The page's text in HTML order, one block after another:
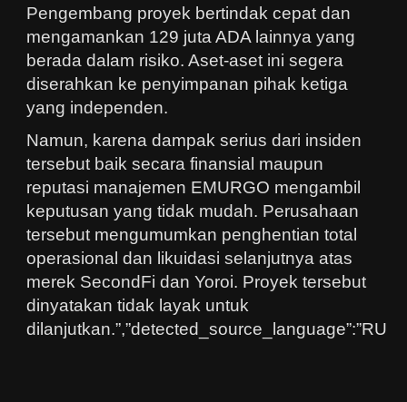
Pengembang proyek bertindak cepat dan
mengamankan 129 juta ADA lainnya yang
berada dalam risiko. Aset-aset ini segera
diserahkan ke penyimpanan pihak ketiga
yang independen.
Namun, karena dampak serius dari insiden
tersebut baik secara finansial maupun
reputasi manajemen EMURGO mengambil
keputusan yang tidak mudah. Perusahaan
tersebut mengumumkan penghentian total
operasional dan likuidasi selanjutnya atas
merek SecondFi dan Yoroi. Proyek tersebut
dinyatakan tidak layak untuk
dilanjutkan.”,”detected_source_language”:”RU